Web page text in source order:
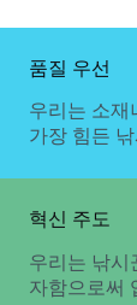
품질 우선
우리는 소재
가장 힘든
혁신 주도
우리는 낚시
자함으로써